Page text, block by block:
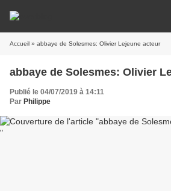
Accueil » abbaye de Solesmes: Olivier Lejeune acteur
abbaye de Solesmes: Olivier
Publié le 04/07/2019 à 14:11
Par Philippe